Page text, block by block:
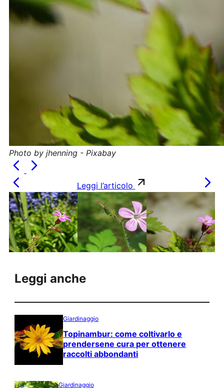
Photo by jhenning - Pixabay
Leggi l’articolo
Leggi anche
Giardinaggio
Topinambur: come coltivarlo e
prendersene cura per ottenere
raccolti abbondanti
Giardinaggio